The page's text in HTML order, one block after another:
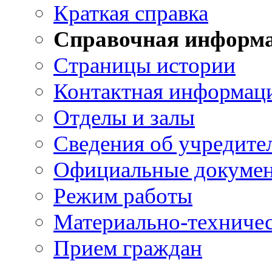
Краткая справка
Справочная
Страницы истории
Контактная
Отделы и залы
Сведения об
Официальные
Режим работы
Материально-
Прием граждан